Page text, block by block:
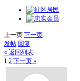
上一页 下一页
发帖 回复
« 返回列表
1 2 下一页 »